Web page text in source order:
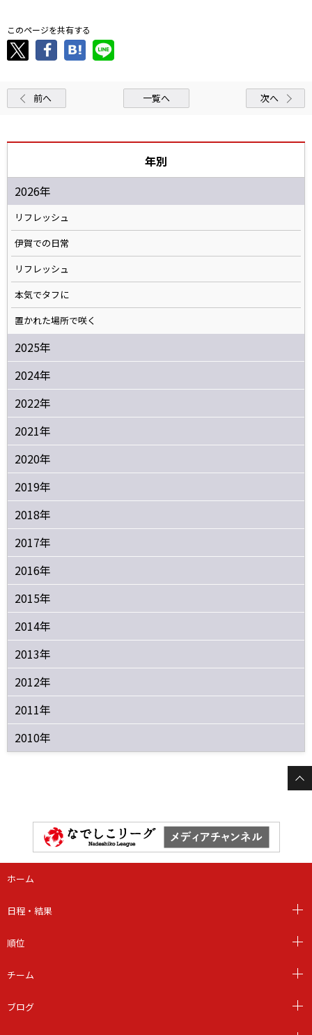
このページを共有する
前へ 一覧へ 次へ
年別
2026年
リフレッシュ
伊賀での日常
リフレッシュ
本気でタフに
置かれた場所で咲く
2025年
2024年
2022年
2021年
2020年
2019年
2018年
2017年
2016年
2015年
2014年
2013年
2012年
2011年
2010年
ホーム
日程・結果
順位
チーム
ブログ